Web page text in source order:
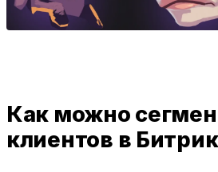
Как можно
клиентов в